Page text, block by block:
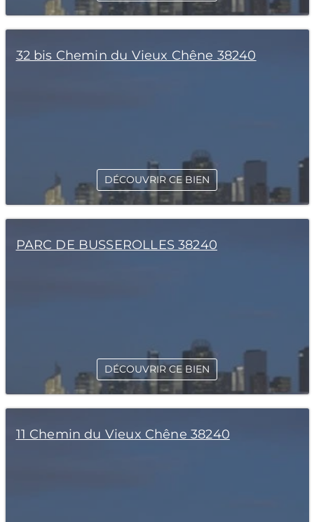
32 bis Chemin du Vieux Chêne 38240
DÉCOUVRIR CE BIEN
PARC DE BUSSEROLLES 38240
DÉCOUVRIR CE BIEN
11 Chemin du Vieux Chêne 38240